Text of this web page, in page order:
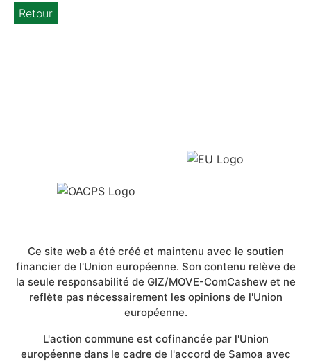
Retour
Ce site web a été créé et maintenu avec le soutien
financier de l'Union européenne. Son contenu relève de
la seule responsabilité de GIZ/MOVE-ComCashew et ne
reflète pas nécessairement les opinions de l'Union
européenne.
L'action commune est cofinancée par l'Union
européenne dans le cadre de l'accord de Samoa avec